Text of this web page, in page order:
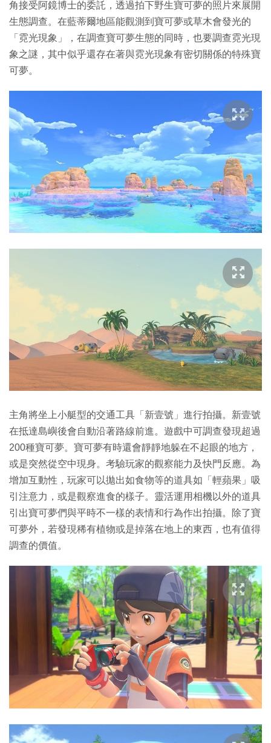
角接受阿鏡博士的委託，透過拍下野生寶可夢的照片來展開
生態調查。在藍蒂爾地區能觀測到寶可夢或草木會發光的
「霓光現象」，在調查寶可夢生態的同時，也要調查霓光現
象之謎，其中似乎還存在著與霓光現象有密切關係的特殊寶
可夢。
主角將坐上小艇型的交通工具「新壹號」進行拍攝。新壹號
在抵達島嶼後會自動沿著路線前進。遊戲中可調查發現超過
200種寶可夢。寶可夢有時還會靜靜地躲在不起眼的地方，
或是突然從空中現身。考驗玩家的觀察能力及快門反應。為
增加互動性，玩家可以拋出如食物等的道具如「輕蘋果」吸
引注意力，或是觀察進食的樣子。靈活運用相機以外的道具
引出寶可夢們與平時不一樣的表情和行為作出拍攝。除了寶
可夢外，若發現稀有植物或是掉落在地上的東西，也有值得
調查的價值。